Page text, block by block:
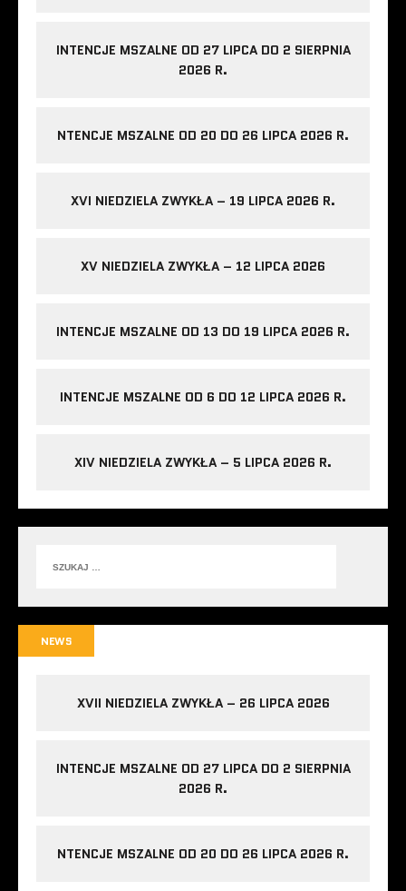
INTENCJE MSZALNE OD 27 LIPCA DO 2 SIERPNIA
2026 R.
NTENCJE MSZALNE OD 20 DO 26 LIPCA 2026 R.
XVI NIEDZIELA ZWYKŁA – 19 LIPCA 2026 R.
XV NIEDZIELA ZWYKŁA – 12 LIPCA 2026
INTENCJE MSZALNE OD 13 DO 19 LIPCA 2026 R.
INTENCJE MSZALNE OD 6 DO 12 LIPCA 2026 R.
XIV NIEDZIELA ZWYKŁA – 5 LIPCA 2026 R.
NEWS
XVII NIEDZIELA ZWYKŁA – 26 LIPCA 2026
INTENCJE MSZALNE OD 27 LIPCA DO 2 SIERPNIA
2026 R.
NTENCJE MSZALNE OD 20 DO 26 LIPCA 2026 R.